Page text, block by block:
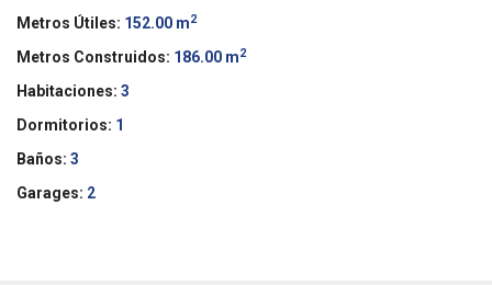
Metros Útiles: 152.00 m2
Metros Construidos: 186.00 m2
Habitaciones: 3
Dormitorios: 1
Baños: 3
Garages: 2